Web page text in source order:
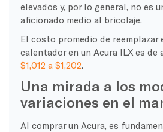
elevados y, por lo general, no es
aficionado medio al bricolaje.
El costo promedio de reemplazar
calentador en un Acura ILX es de
$1,012 a $1,202
Una mirada a los
variaciones en el
Al comprar un Acura, es